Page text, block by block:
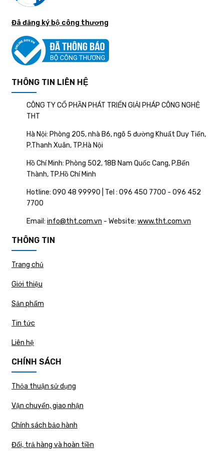
Đã đăng ký bộ công thương
THÔNG TIN LIÊN HỆ
CÔNG TY CỔ PHẦN PHÁT TRIỂN GIẢI PHÁP CÔNG NGHỆ
THT
Hà Nội: Phòng 205, nhà B6, ngõ 5 đường Khuất Duy Tiến,
P.Thanh Xuân, TP.Hà Nội
Hồ Chí Minh: Phòng 502, 18B Nam Quốc Cang, P.Bến
Thành, TP.Hồ Chí Minh
Hotline: 090 48 99990 | Tel : 096 450 7700 - 096 452
7700
Email: info@tht.com.vn - Website: www.tht.com.vn
THÔNG TIN
Trang chủ
Giới thiệu
Sản phẩm
Tin tức
Liên hệ
CHÍNH SÁCH
Thỏa thuận sử dụng
Vận chuyển, giao nhận
Chính sách bảo hành
Đổi, trả hàng và hoàn tiền